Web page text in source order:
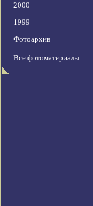
2000
1999
Фотоархив
Все фотоматериалы